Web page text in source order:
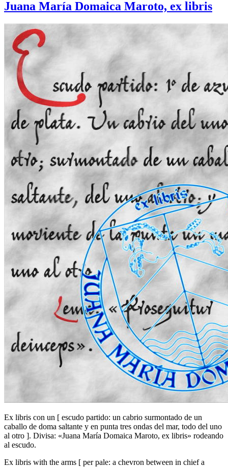
Juana María Domaica Maroto, ex libris
Ex libris con un [ escudo partido: un cabrio surmontado de un
caballo de doma saltante y en punta tres ondas del mar, todo del uno
al otro ]. Divisa: «Juana María Domaica Maroto, ex libris» rodeando
al escudo.
Ex libris with the arms [ per pale: a chevron between in chief a